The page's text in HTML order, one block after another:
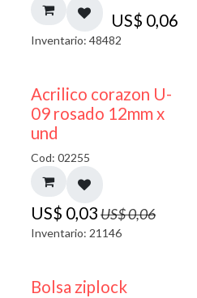
US$ 0,06
Inventario: 48482
50% DESCUENTO
Acrilico corazon U-
09 rosado 12mm x
und
Cod: 02255
US$ 0,03US$0,06
Inventario: 21146
Bolsa ziplock